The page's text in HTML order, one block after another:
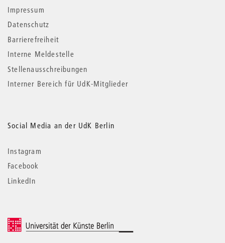
Impressum
Datenschutz
Barrierefreiheit
Interne Meldestelle
Stellenausschreibungen
Interner Bereich für UdK-Mitglieder
Social Media an der UdK Berlin
Instagram
Facebook
LinkedIn
© 2026 Universität der Künste Berlin